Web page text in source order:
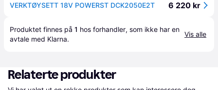
VERKTØYSETT 18V POWERST DCK2050E2T 6 220 kr
Produktet finnes på 1 hos forhandler, som ikke har en
avtale med Klarna.
Vis alle
Relaterte produkter